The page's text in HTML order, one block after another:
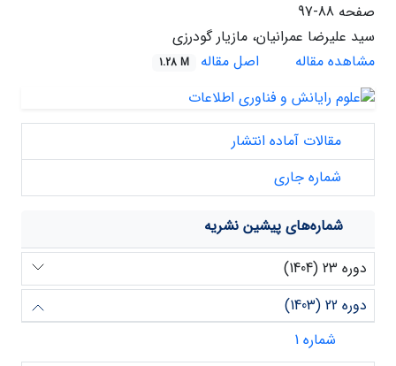
صفحه 88-97
سید علیرضا عمرانیان، مازیار گودرزی
مشاهده مقاله
اصل مقاله 1.28 M
مقالات آماده انتشار
شماره جاری
شماره‌های پیشین نشریه
دوره 23 (1404)
دوره 22 (1403)
شماره 1